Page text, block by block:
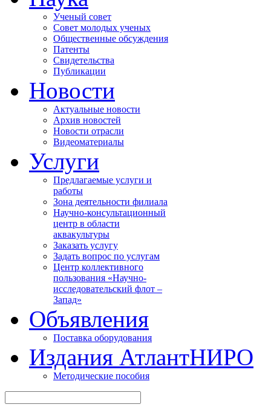
Ученый совет
Совет молодых ученых
Общественные обсуждения
Патенты
Свидетельства
Публикации
Новости
Актуальные новости
Архив новостей
Новости отрасли
Видеоматериалы
Услуги
Предлагаемые услуги и
работы
Зона деятельности филиала
Научно-консультационный
центр в области
аквакультуры
Заказать услугу
Задать вопрос по услугам
Центр коллективного
пользования «Научно-
исследовательский флот –
Запад»
Объявления
Поставка оборудования
Издания АтлантНИРО
Методические пособия